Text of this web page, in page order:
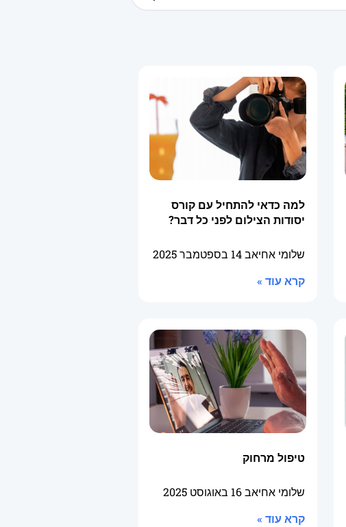
למה כדאי להתחיל עם קורס
יסודות הצילום לפני כל דבר?
שלומי אחיאב14 בספטמבר 2025
קרא עוד »
טיפול מרחוק
שלומי אחיאב16 באוגוסט 2025
קרא עוד »